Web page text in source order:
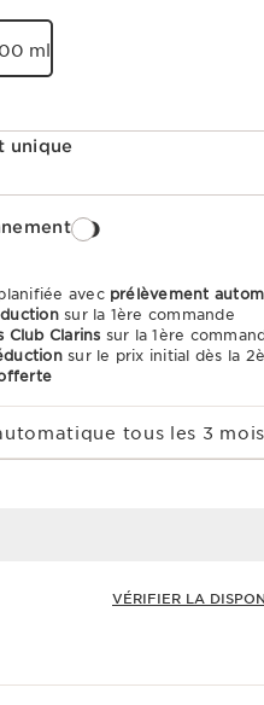
ml
unique
avec prélèvement
sur la 1ère commande
Club Clarins sur la 1ère
sur le prix initial dès la
tous les 3
VÉRIFIER LA